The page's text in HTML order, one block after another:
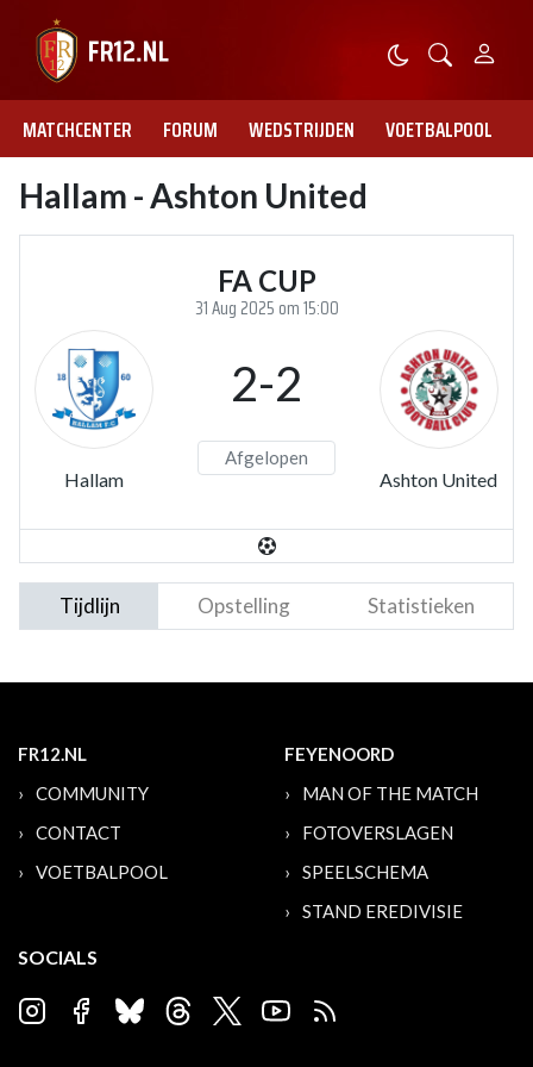
MATCHCENTER FORUM WEDSTRIJDEN VOETBALPOOL
Hallam - Ashton United
FA CUP
31 Aug 2025 om 15:00
Hallam
2-2
Afgelopen
Ashton United
Tijdlijn Opstelling Statistieken
FR12.NL
COMMUNITY
CONTACT
VOETBALPOOL
FEYENOORD
MAN OF THE MATCH
FOTOVERSLAGEN
SPEELSCHEMA
STAND EREDIVISIE
SOCIALS